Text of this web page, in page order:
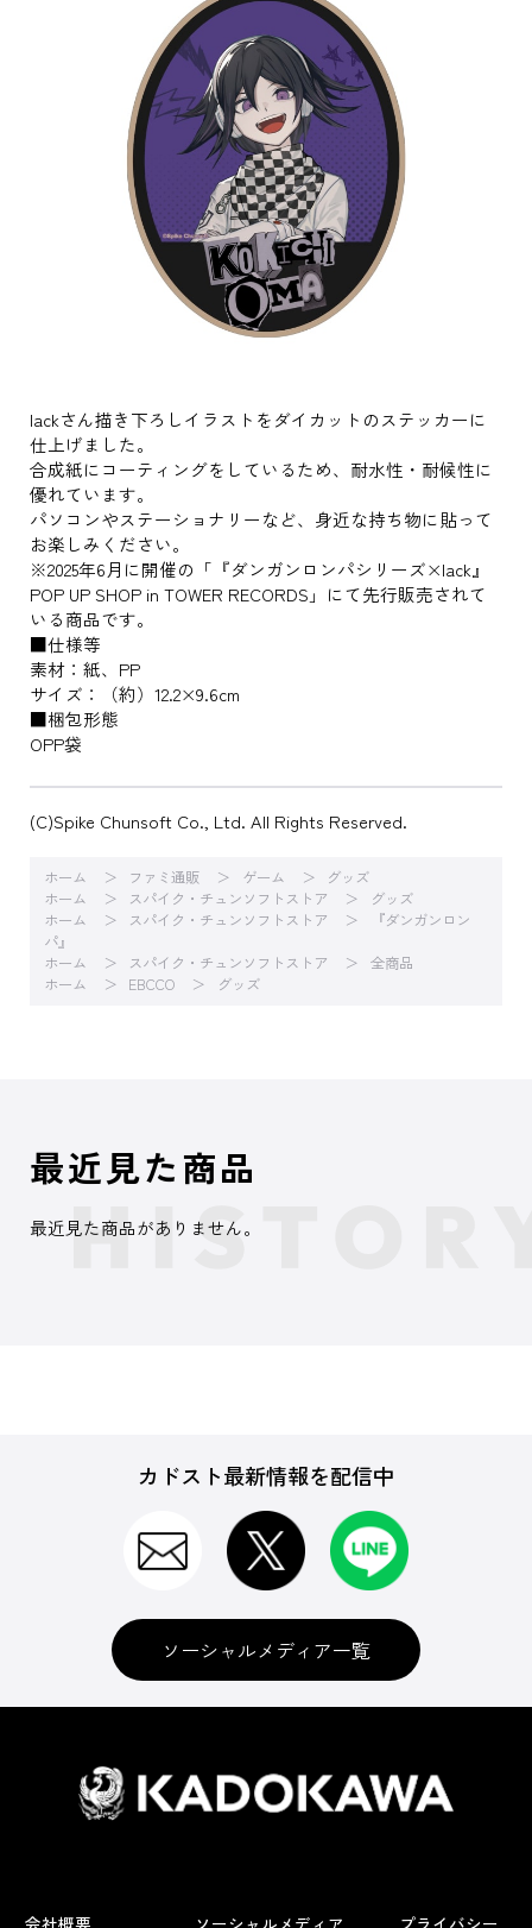
lackさん描き下ろしイラストをダイカットのステッカーに
仕上げました。
合成紙にコーティングをしているため、耐水性・耐候性に
優れています。
パソコンやステーショナリーなど、身近な持ち物に貼って
お楽しみください。
※2025年6月に開催の「『ダンガンロンパシリーズ×lack』
POP UP SHOP in TOWER RECORDS」にて先行販売されて
いる商品です。
■仕様等
素材：紙、PP
サイズ：（約）12.2×9.6cm
■梱包形態
OPP袋
(C)Spike Chunsoft Co., Ltd. All Rights Reserved.
ホーム ファミ通販 ゲーム
グッズ
ホーム
スパイク・チュンソフトストア
グッズ
ホーム
スパイク・チュンソフトストア
『ダンガンロン
パ』
ホーム
スパイク・チュンソフトストア
全商品
ホーム
EBCCO グッズ
最近見た商品
最近見た商品がありません。
カドスト最新情報を配信中
ソーシャルメディア一覧
会社概要 ソーシャルメディア プライバシー